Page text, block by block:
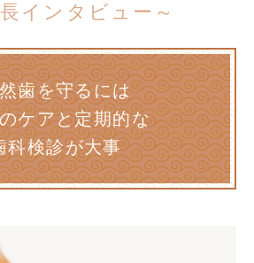
インタビュー～
歯を守るには
ケアと定期的な
科検診が大事